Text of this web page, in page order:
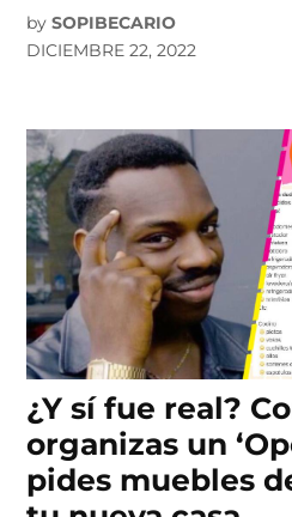
by SOPIBECARIO
DICIEMBRE 22, 2022
¿Y sí fue real?
organizas un
pides muebles